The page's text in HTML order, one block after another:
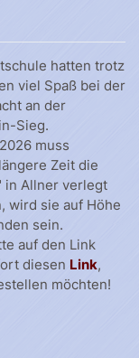
hatten trotz
viel Spaß bei der
an der
Sieg.
muss
Zeit die
in Allner verlegt
wird sie auf Höhe
sein.
auf den Link
diesen Link,
möchten!